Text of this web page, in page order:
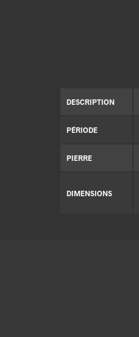
DESCRIPTION
PÉRIODE
PIERRE
DIMENSIONS